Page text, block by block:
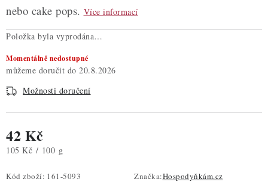
nebo cake pops. Více informací
Položka byla vyprodána…
Momentálně nedostupné
20.8.2026
Možnosti doručení
42 Kč
Měrná cena:
105 Kč / 100 g
Kód zboží: 161-5093 Značka:Hospodyňkám.cz